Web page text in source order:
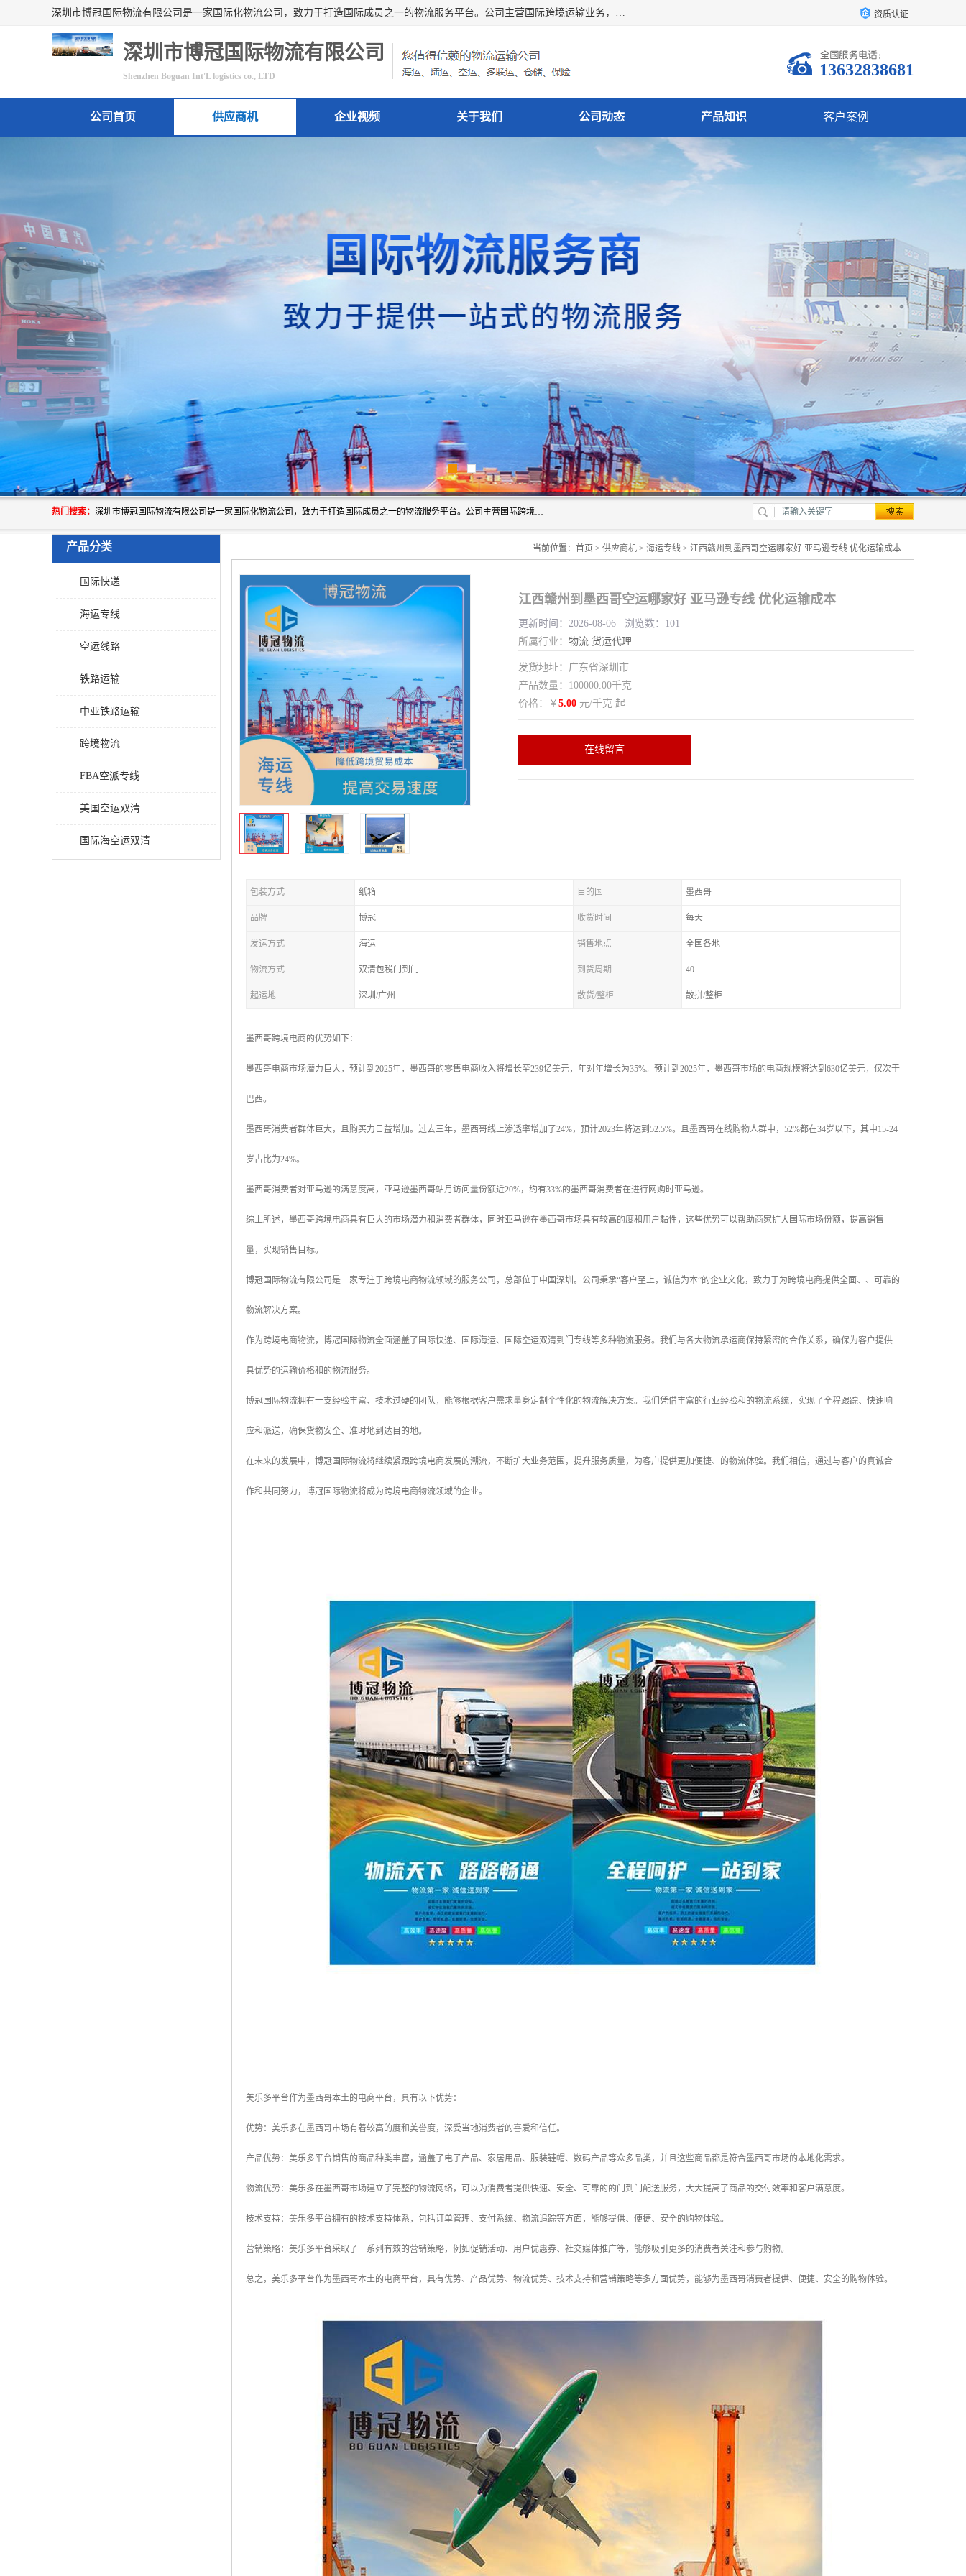
深圳市博冠国际物流有限公司是一家国际化物流公司，致力于打造国际成员之一的物流服务平台。公司主营国际跨境运输业务，提供国际快递、FBA空派专线、国际海空运、国际空运专线、中欧铁路运输等国际海空运、国际快递、国际铁路运输及跨境专线物流等各类进出口运输方面的业务。 资质认证
深圳市博冠国际物流有限公司
Shenzhen Boguan Int'L logistics co., LTD 13632838681
公司首页 供应商机 企业视频 关于我们 公司动态 产品知识 客户案例
热门搜索： 深圳市博冠国际物流有限公司是一家国际化物流公司，致力于打造国际成员之一的物流服务平台。公司主营国际跨境运输业务，提供国际快递、FBA空派专线、国际海空运、国际空运专线、中欧铁路运输等国际海空运、国际快递、国际铁路运输及跨境专线物流等各类进出口运输方面的业务。
产品分类
国际快递
海运专线
空运线路
铁路运输
中亚铁路运输
跨境物流
FBA空派专线
美国空运双清
国际海空运双清
当前位置： 首页 > 供应商机 > 海运专线 > 江西赣州到墨西哥空运哪家好 亚马逊专线 优化运输成本
江西赣州到墨西哥空运哪家好 亚马逊专线 优化运输成本
更新时间：2026-08-06 浏览数：101
所属行业： 物流 货运代理
发货地址：广东省深圳市
产品数量：100000.00千克
价格：￥ 5.00 元/千克 起
在线留言
包装方式 纸箱 目的国 墨西哥
品牌 博冠 收货时间 每天
发运方式 海运 销售地点 全国各地
物流方式 双清包税门到门 到货周期 40
起运地 深圳/广州 散货/整柜 散拼/整柜
墨西哥跨境电商的优势如下：
墨西哥电商市场潜力巨大，预计到2025年，墨西哥的零售电商收入将增长至239亿美元，年对年增长为35%。预计到2025年，墨西哥市场的电商规模将达到630亿美元，仅次于
巴西。
墨西哥消费者群体巨大，且购买力日益增加。过去三年，墨西哥线上渗透率增加了24%，预计2023年将达到52.5%。且墨西哥在线购物人群中，52%都在34岁以下，其中15-24
岁占比为24%。
墨西哥消费者对亚马逊的满意度高，亚马逊墨西哥站月访问量份额近20%，约有33%的墨西哥消费者在进行网购时亚马逊。
综上所述，墨西哥跨境电商具有巨大的市场潜力和消费者群体，同时亚马逊在墨西哥市场具有较高的度和用户黏性，这些优势可以帮助商家扩大国际市场份额，提高销售
量，实现销售目标。
博冠国际物流有限公司是一家专注于跨境电商物流领域的服务公司，总部位于中国深圳。公司秉承“客户至上，诚信为本”的企业文化，致力于为跨境电商提供全面、、可靠的
物流解决方案。
作为跨境电商物流，博冠国际物流全面涵盖了国际快递、国际海运、国际空运双清到门专线等多种物流服务。我们与各大物流承运商保持紧密的合作关系，确保为客户提供
具优势的运输价格和的物流服务。
博冠国际物流拥有一支经验丰富、技术过硬的团队，能够根据客户需求量身定制个性化的物流解决方案。我们凭借丰富的行业经验和的物流系统，实现了全程跟踪、快速响
应和派送，确保货物安全、准时地到达目的地。
在未来的发展中，博冠国际物流将继续紧跟跨境电商发展的潮流，不断扩大业务范围，提升服务质量，为客户提供更加便捷、的物流体验。我们相信，通过与客户的真诚合
作和共同努力，博冠国际物流将成为跨境电商物流领域的企业。
美乐多平台作为墨西哥本土的电商平台，具有以下优势：
优势：美乐多在墨西哥市场有着较高的度和美誉度，深受当地消费者的喜爱和信任。
产品优势：美乐多平台销售的商品种类丰富，涵盖了电子产品、家居用品、服装鞋帽、数码产品等众多品类，并且这些商品都是符合墨西哥市场的本地化需求。
物流优势：美乐多在墨西哥市场建立了完整的物流网络，可以为消费者提供快速、安全、可靠的的门到门配送服务，大大提高了商品的交付效率和客户满意度。
技术支持：美乐多平台拥有的技术支持体系，包括订单管理、支付系统、物流追踪等方面，能够提供、便捷、安全的购物体验。
营销策略：美乐多平台采取了一系列有效的营销策略，例如促销活动、用户优惠券、社交媒体推广等，能够吸引更多的消费者关注和参与购物。
总之，美乐多平台作为墨西哥本土的电商平台，具有优势、产品优势、物流优势、技术支持和营销策略等多方面优势，能够为墨西哥消费者提供、便捷、安全的购物体验。